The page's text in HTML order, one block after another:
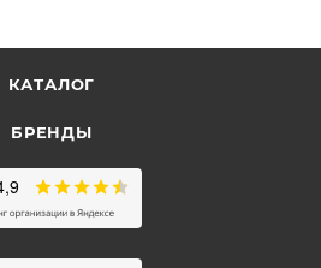
КАТАЛОГ
БРЕНДЫ